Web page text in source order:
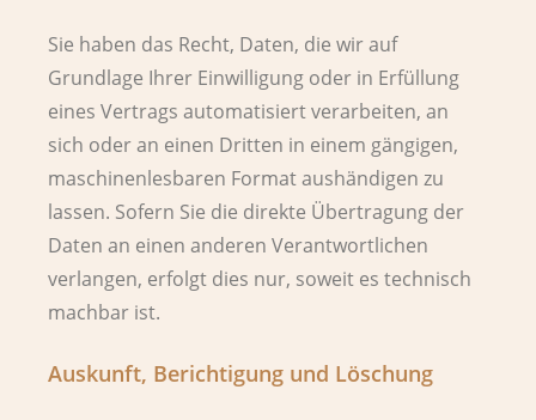
Sie haben das Recht, Daten, die wir auf
Grundlage Ihrer Einwilligung oder in Erfüllung
eines Vertrags automatisiert verarbeiten, an
sich oder an einen Dritten in einem gängigen,
maschinenlesbaren Format aushändigen zu
lassen. Sofern Sie die direkte Übertragung der
Daten an einen anderen Verantwortlichen
verlangen, erfolgt dies nur, soweit es technisch
machbar ist.
Auskunft, Berichtigung und Löschung